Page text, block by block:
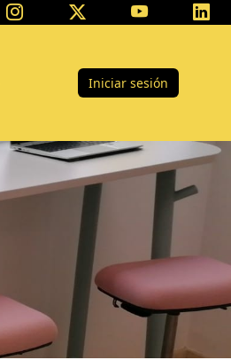
Iniciar sesión